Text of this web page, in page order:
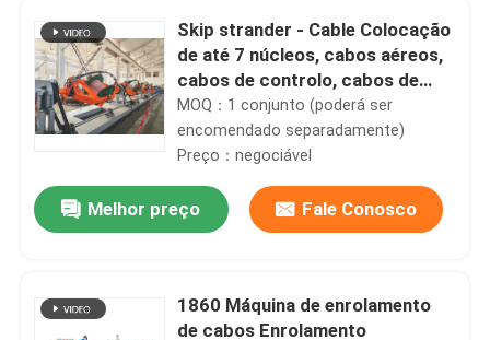
Skip strander - Cable Colocação
de até 7 núcleos, cabos aéreos,
cabos de controlo, cabos de
alimentação
MOQ：1 conjunto (poderá ser
encomendado separadamente)
Preço：negociável
Melhor preço Fale Conosco
1860 Máquina de enrolamento
de cabos Enrolamento